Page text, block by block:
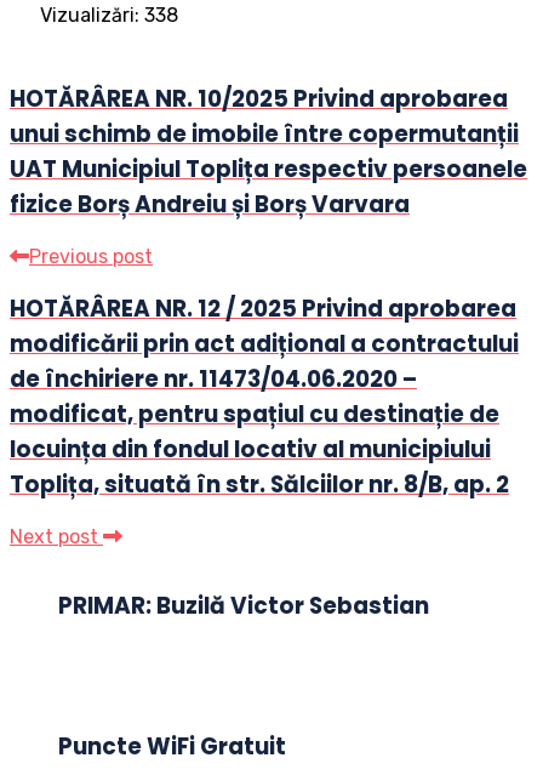
Vizualizări: 338
HOTĂRÂREA NR. 10/2025 Privind aprobarea
unui schimb de imobile între copermutanții
UAT Municipiul Toplița respectiv persoanele
fizice Borș Andreiu și Borș Varvara
Previous post
HOTĂRÂREA NR. 12 / 2025 Privind aprobarea
modificării prin act adițional a contractului
de închiriere nr. 11473/04.06.2020 –
modificat, pentru spațiul cu destinație de
locuința din fondul locativ al municipiului
Toplița, situată în str. Sălciilor nr. 8/B, ap. 2
Next post
PRIMAR: Buzilă Victor Sebastian
Puncte WiFi Gratuit